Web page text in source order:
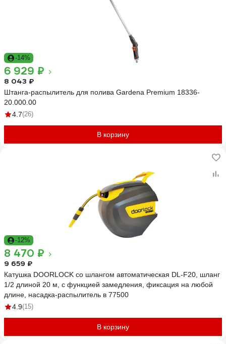
-14%
6 929 ₽
8 043 ₽
Штанга-распылитель для полива Gardena Premium 18336-
20.000.00
4.7(26)
В корзину
-12%
8 470 ₽
9 659 ₽
Катушка DOORLOCK со шлангом автоматическая DL-F20, шланг
1/2 длиной 20 м, с функцией замедления, фиксация на любой
длине, насадка-распылитель в 77500
4.9(15)
В корзину